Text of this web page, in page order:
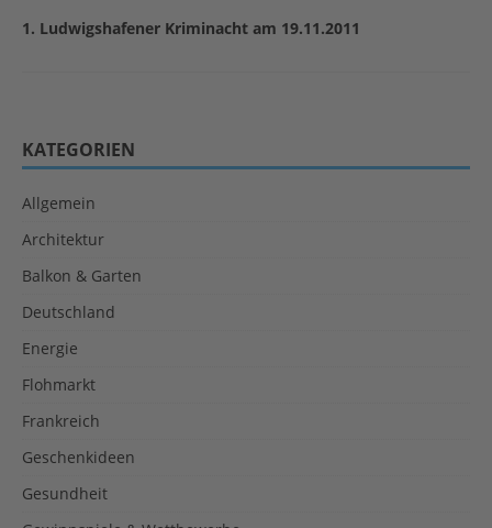
1. Ludwigshafener Kriminacht am 19.11.2011
KATEGORIEN
Allgemein
Architektur
Balkon & Garten
Deutschland
Energie
Flohmarkt
Frankreich
Geschenkideen
Gesundheit